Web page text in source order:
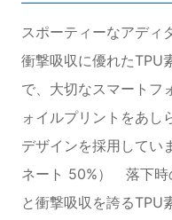
スポーティーなアディ
衝撃吸収に優れたTPU
で、大切なスマートフ
ォイルプリントをあし
デザインを採用してい
ネート 50%） 落下時
と衝撃吸収を誇るTPU